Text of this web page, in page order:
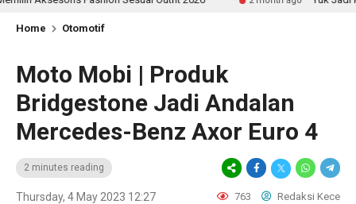
Home Otomotif
Moto Mobi | Produk
Bridgestone Jadi Andalan
Mercedes-Benz Axor Euro 4
2 minutes reading
Thursday, 4 May 2023 12:27 763 Redaksi Kece